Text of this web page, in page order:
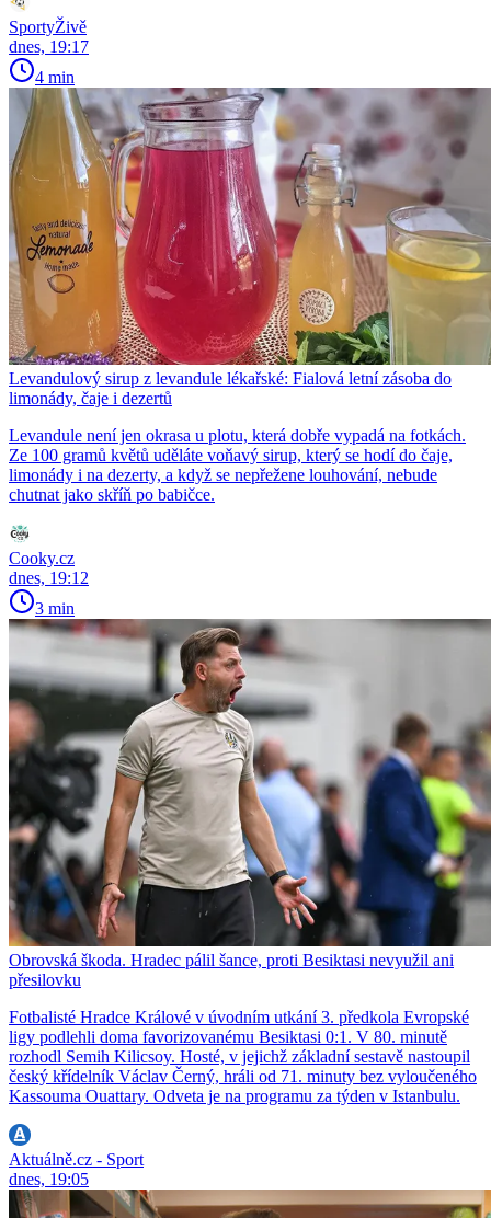
SportyŽivě
dnes, 19:17
4 min
Levandulový sirup z levandule lékařské: Fialová letní zásoba do
limonády, čaje i dezertů
Levandule není jen okrasa u plotu, která dobře vypadá na fotkách.
Ze 100 gramů květů uděláte voňavý sirup, který se hodí do čaje,
limonády i na dezerty, a když se nepřežene louhování, nebude
chutnat jako skříň po babičce.
Cooky.cz
dnes, 19:12
3 min
Obrovská škoda. Hradec pálil šance, proti Besiktasi nevyužil ani
přesilovku
Fotbalisté Hradce Králové v úvodním utkání 3. předkola Evropské
ligy podlehli doma favorizovanému Besiktasi 0:1. V 80. minutě
rozhodl Semih Kilicsoy. Hosté, v jejichž základní sestavě nastoupil
český křídelník Václav Černý, hráli od 71. minuty bez vyloučeného
Kassouma Ouattary. Odveta je na programu za týden v Istanbulu.
Aktuálně.cz - Sport
dnes, 19:05